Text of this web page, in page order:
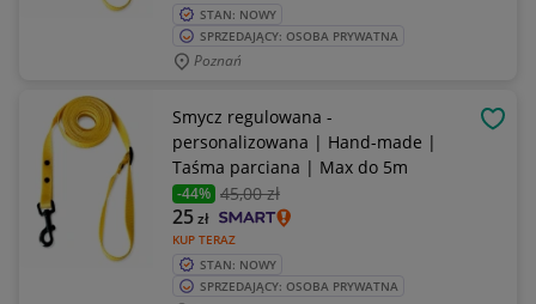
STAN: NOWY
SPRZEDAJĄCY: OSOBA PRYWATNA
Poznań
Smycz regulowana -
personalizowana | Hand-made |
Taśma parciana | Max do 5m
-44% 45,00 zł
KUP TERAZ
25zł
STAN: NOWY
SPRZEDAJĄCY: OSOBA PRYWATNA